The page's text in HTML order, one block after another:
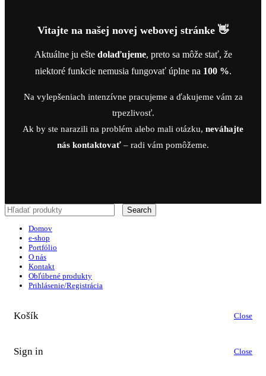
Vitajte na našej novej webovej stránke 👋
Aktuálne ju ešte dolaďujeme, preto sa môže stať, že
niektoré funkcie nemusia fungovať úplne na 100 %.
Na vylepšeniach intenzívne pracujeme a ďakujeme vám za
trpezlivosť.
Ak by ste narazili na problém alebo mali otázku, neváhajte
nás kontaktovať – radi vám pomôžeme.
Search
Domov
e-shop
Portfólio
O nás
Kontakt
Obľúbené produkty
Prihlásenie/Registrácia
Košík Close
Sign in Close